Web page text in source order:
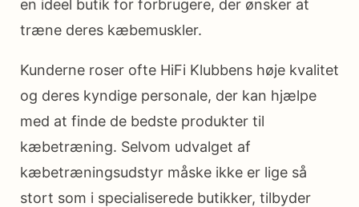
en ideel butik for forbrugere, der ønsker at
træne deres kæbemuskler.
Kunderne roser ofte HiFi Klubbens høje kvalitet
og deres kyndige personale, der kan hjælpe
med at finde de bedste produkter til
kæbetræning. Selvom udvalget af
kæbetræningsudstyr måske ikke er lige så
stort som i specialiserede butikker, tilbyder